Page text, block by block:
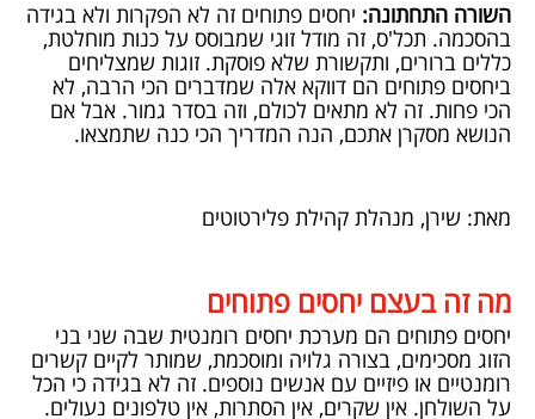
השורה התחתונה: יחסים פתוחים זה לא הפקרות ולא בגידה
בהסכמה. תכל'ס, זה מודל זוגי שמבוסס על כנות מוחלטת,
כללים ברורים, ותקשורת שלא פוסקת. זוגות שמצליחים
ביחסים פתוחים הם דווקא אלה שמדברים הכי הרבה, לא
הכי פחות. זה לא מתאים לכולם, וזה בסדר גמור. אבל אם
הנושא מסקרן אתכם, הנה המדריך הכי כנה שתמצאו.
מאת: שירן, מנהלת קהילת פלירטוטים
מה זה בעצם יחסים פתוחים
יחסים פתוחים הם מערכת יחסים רומנטית שבה שני בני
הזוג מסכימים, בצורה גלויה ומוסכמת, שמותר לקיים קשרים
רומנטיים או פיזיים עם אנשים נוספים. זה לא בגידה כי הכל
על השולחן. אין שקרים, אין הסתרות, אין טלפונים נעולים.